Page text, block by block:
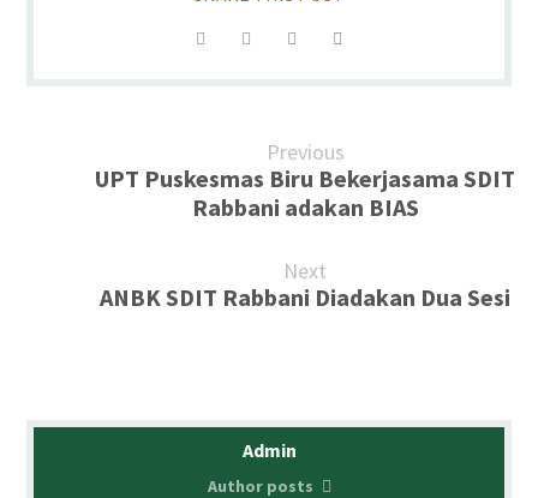
Previous
UPT Puskesmas Biru Bekerjasama SDIT
Rabbani adakan BIAS
Next
ANBK SDIT Rabbani Diadakan Dua Sesi
Admin
Author posts